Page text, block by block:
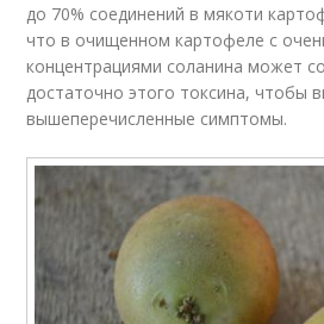
до 70% соединений в мякоти
что в очищенном картофеле с
концентрациями соланина может
достаточно этого токсина, чтобы
вышеперечисленные симптомы.